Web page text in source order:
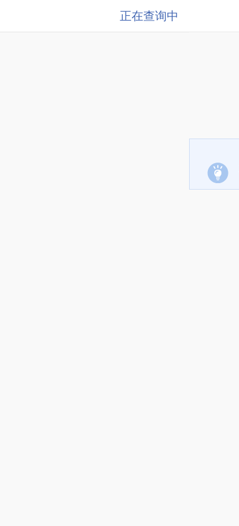
正在查询中